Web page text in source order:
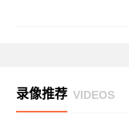
录像推荐 VIDEOS